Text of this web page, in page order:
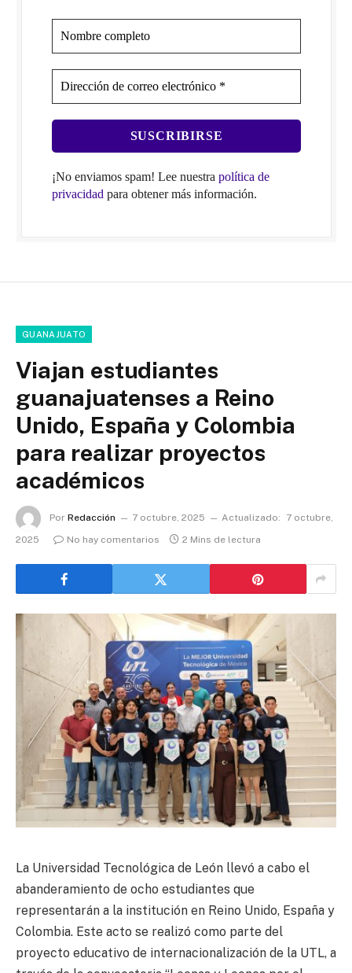
¡No enviamos spam! Lee nuestra política de
privacidad para obtener más información.
GUANAJUATO
Viajan estudiantes
guanajuatenses a Reino
Unido, España y Colombia
para realizar proyectos
académicos
Por Redacción 7 octubre, 2025 Actualizado:
7 octubre,
2025
No hay comentarios 2 Mins de lectura
La Universidad Tecnológica de León llevó a cabo el
abanderamiento de ocho estudiantes que
representarán a la institución en Reino Unido, España y
Colombia. Este acto se realizó como parte del
proyecto educativo de internacionalización de la UTL, a